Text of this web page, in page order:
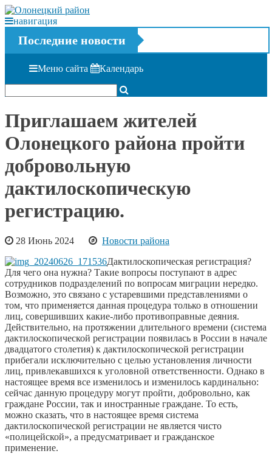
навигация
Последние новости
Меню сайта Календарь
Приглашаем жителей
Олонецкого района пройти
добровольную
дактилоскопическую
регистрацию.
28 Июнь 2024
Новости района
Дактилоскопическая регистрация?
Для чего она нужна? Такие вопросы поступают в адрес
сотрудников подразделений по вопросам миграции нередко.
Возможно, это связано с устаревшими представлениями о
том, что применяется данная процедура только в отношении
лиц, совершивших какие-либо противоправные деяния.
Действительно, на протяжении длительного времени (система
дактилоскопической регистрации появилась в России в начале
двадцатого столетия) к дактилоскопической регистрации
прибегали исключительно с целью установления личности
лиц, привлекавшихся к уголовной ответственности. Однако в
настоящее время все изменилось и изменилось кардинально:
сейчас данную процедуру могут пройти, добровольно, как
граждане России, так и иностранные граждане. То есть,
можно сказать, что в настоящее время система
дактилоскопической регистрации не является чисто
«полицейской», а предусматривает и гражданское
применение.